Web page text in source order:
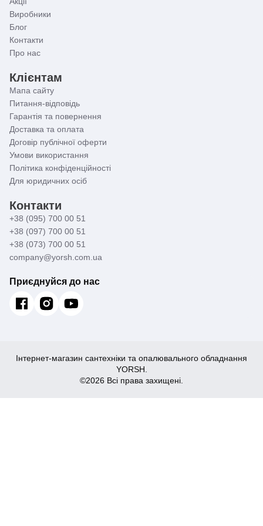
Виробники
Блог
Контакти
Про нас
Клієнтам
Мапа сайту
Питання-відповідь
Гарантія та повернення
Доставка та оплата
Договір публічної оферти
Умови використання
Політика конфіденційності
Для юридичних осіб
Контакти
+38 (095) 700 00 51
+38 (097) 700 00 51
+38 (073) 700 00 51
company@yorsh.com.ua
Приєднуйся до нас
Інтернет-магазин сантехніки та опалювального обладнання
YORSH.
©2026 Всі права захищені.